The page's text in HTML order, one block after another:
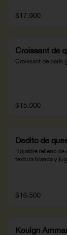
$17.900
Croissant de
Croissant de paris
$15.000
Dedito de
Hojaldre relleno
textura blanda y
$16.500
Kouign